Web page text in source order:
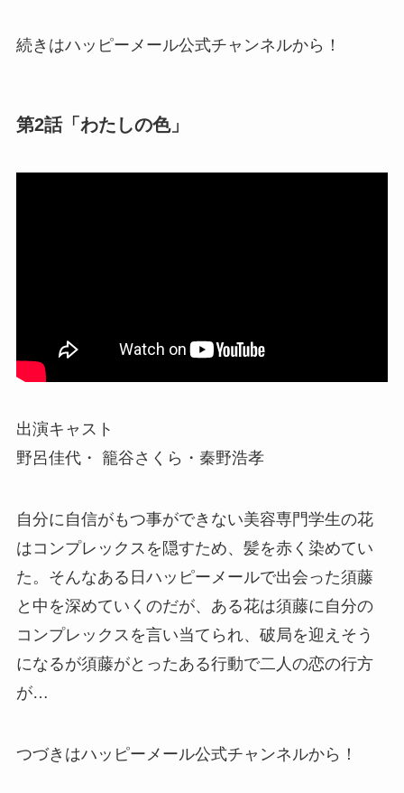
続きはハッピーメール公式チャンネルから！
第2話「わたしの色」
出演キャスト
野呂佳代・ 籠谷さくら・秦野浩孝
自分に自信がもつ事ができない美容専門学生の花
はコンプレックスを隠すため、髪を赤く染めてい
た。そんなある日ハッピーメールで出会った須藤
と中を深めていくのだが、ある花は須藤に自分の
コンプレックスを言い当てられ、破局を迎えそう
になるが須藤がとったある行動で二人の恋の行方
が…
つづきはハッピーメール公式チャンネルから！